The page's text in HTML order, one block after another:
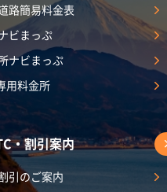
路簡易料金表
ビまっぷ
ナビまっぷ
用料金所
・割引案内
引のご案内